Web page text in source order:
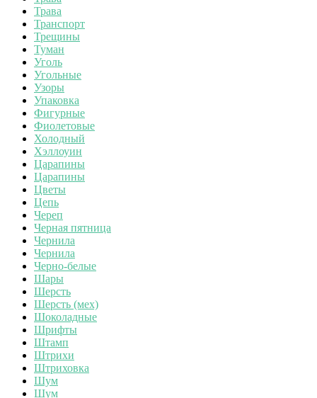
Трава
Транспорт
Трещины
Туман
Уголь
Угольные
Узоры
Упаковка
Фигурные
Фиолетовые
Холодный
Хэллоуин
Царапины
Царапины
Цветы
Цепь
Череп
Черная пятница
Чернила
Чернила
Черно-белые
Шары
Шерсть
Шерсть (мех)
Шоколадные
Шрифты
Штамп
Штрихи
Штриховка
Шум
Шум